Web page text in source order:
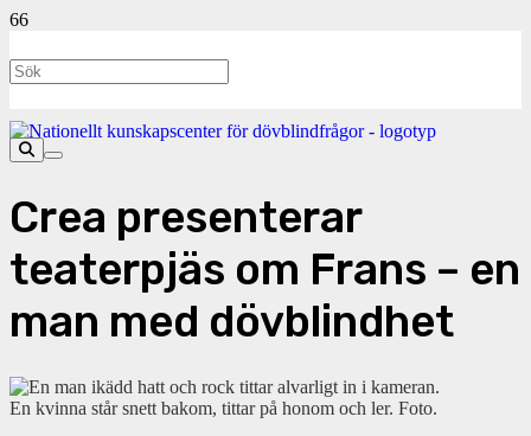
Crea presenterar
teaterpjäs om Frans – en
man med dövblindhet